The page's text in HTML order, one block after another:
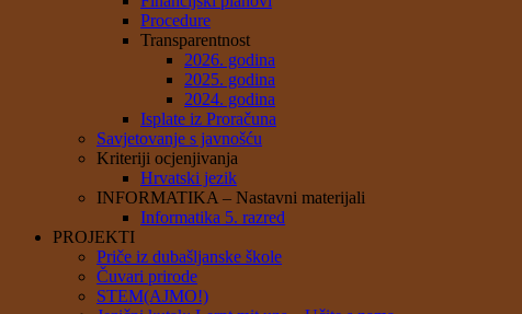
Procedure
Transparentnost
2026. godina
2025. godina
2024. godina
Isplate iz Proračuna
Savjetovanje s javnošću
Kriteriji ocjenjivanja
Hrvatski jezik
INFORMATIKA – Nastavni materijali
Informatika 5. razred
PROJEKTI
Priče iz dubašljanske škole
Čuvari prirode
STEM(AJMO!)